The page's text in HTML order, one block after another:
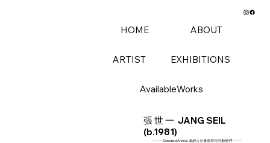
HOME ABOUT
ARTIST EXHIBITIONS
AvailableWorks
張 世 一 JANG SEIL
(b.1981)
-------- Standard Animal 為融入社會規格化的動物們 --------